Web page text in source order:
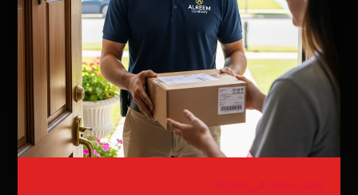
توصيل طلبات في الامارات